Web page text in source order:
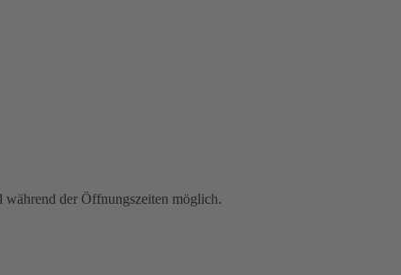
der Öffnungszeiten möglich.